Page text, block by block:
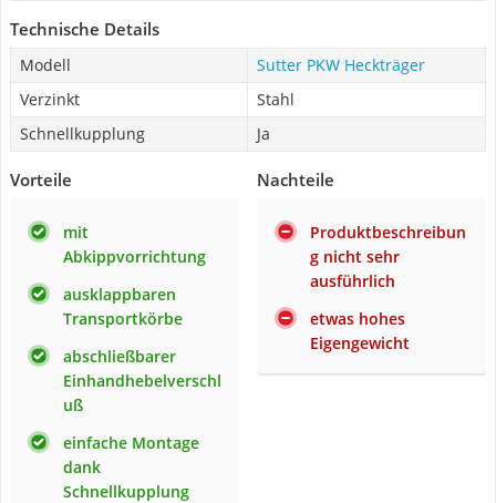
Technische Details
Modell
Sutter PKW Heckträger
Verzinkt
Stahl
Schnellkupplung
Ja
Vorteile
mit
Abkippvorrichtung
ausklappbaren
Transportkörbe
abschließbarer
Einhandhebelverschl
uß
einfache Montage
dank
Schnellkupplung
Nachteile
Produktbeschreibun
g nicht sehr
ausführlich
etwas hohes
Eigengewicht